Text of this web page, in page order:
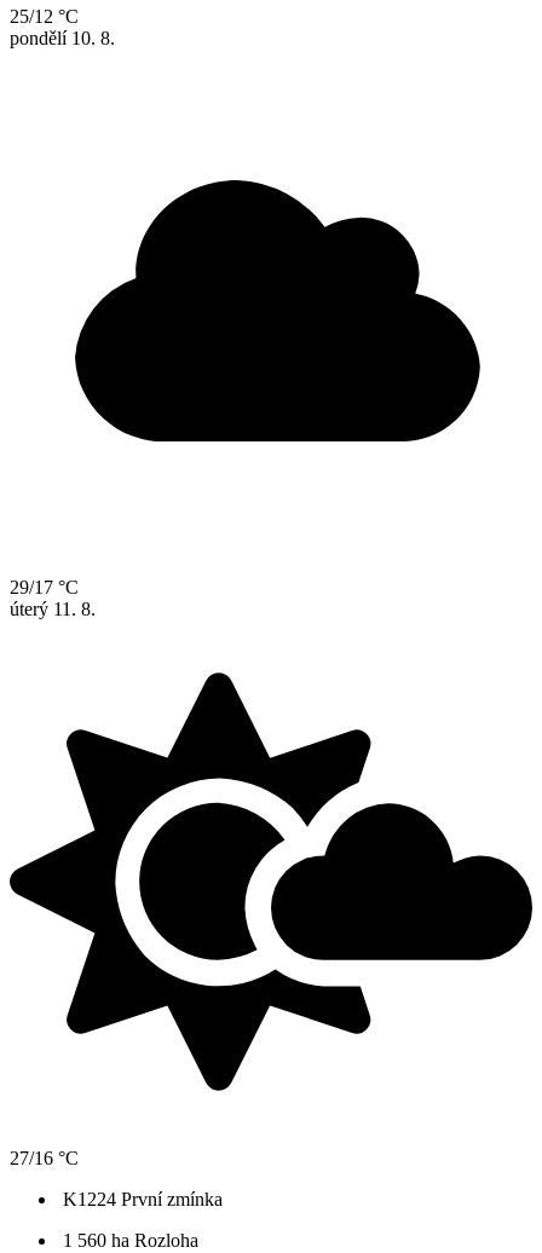
25/12 °C
pondělí 10. 8.
29/17 °C
úterý 11. 8.
27/16 °C
K1224 První zmínka
1 560 ha Rozloha